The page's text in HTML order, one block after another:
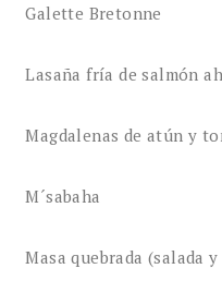
Galette Bretonne
Lasaña fría de salmón
Magdalenas de atún y
M´sabaha
Masa quebrada (salada